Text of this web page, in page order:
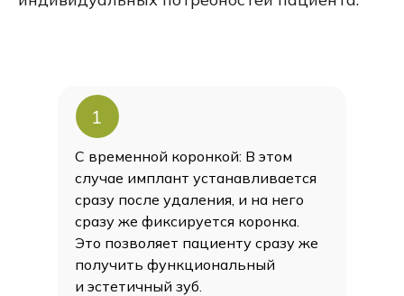
С временной коронкой: В этом
случае имплант устанавливается
сразу после удаления, и на него
сразу же фиксируется коронка.
Это позволяет пациенту сразу же
получить функциональный
и эстетичный зуб.
1
БЮДЖЕТ